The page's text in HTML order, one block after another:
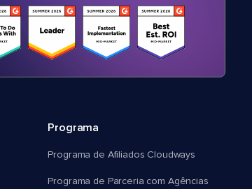
Programa
Programa de Afiliados Cloudways
Programa de Parceria com Agências